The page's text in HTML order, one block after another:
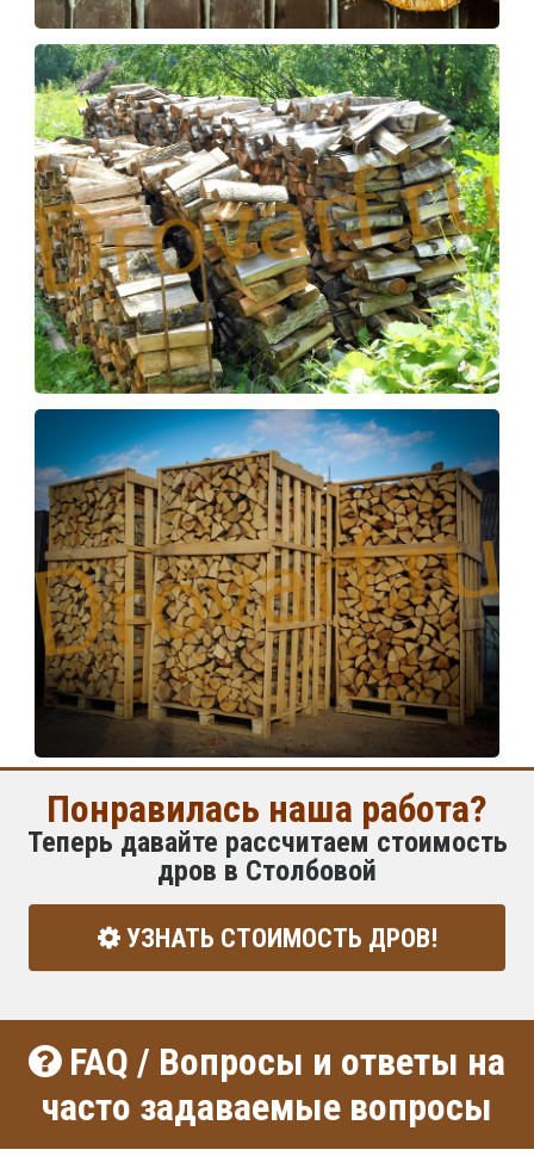
Понравилась наша работа?
Теперь давайте рассчитаем стоимость
дров в Столбовой
УЗНАТЬ СТОИМОСТЬ ДРОВ!
FAQ / Вопросы и ответы на
часто задаваемые вопросы